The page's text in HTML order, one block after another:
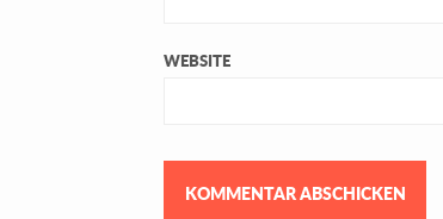
WEBSITE